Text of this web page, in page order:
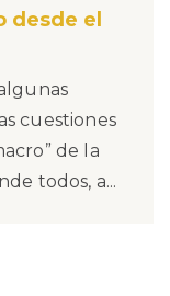
desde el
cuestiones
de la
todos, a...